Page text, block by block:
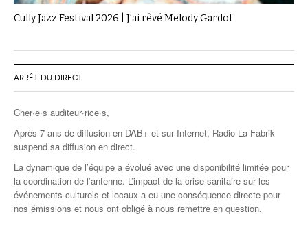
Cully Jazz Festival 2026 | J’ai rêvé Melody Gardot
ARRÊT DU DIRECT
Cher·e·s auditeur·rice·s,
Après 7 ans de diffusion en DAB+ et sur Internet, Radio La Fabrik
suspend sa diffusion en direct.
La dynamique de l’équipe a évolué avec une disponibilité limitée pour
la coordination de l’antenne. L’impact de la crise sanitaire sur les
événements culturels et locaux a eu une conséquence directe pour
nos émissions et nous ont obligé à nous remettre en question.